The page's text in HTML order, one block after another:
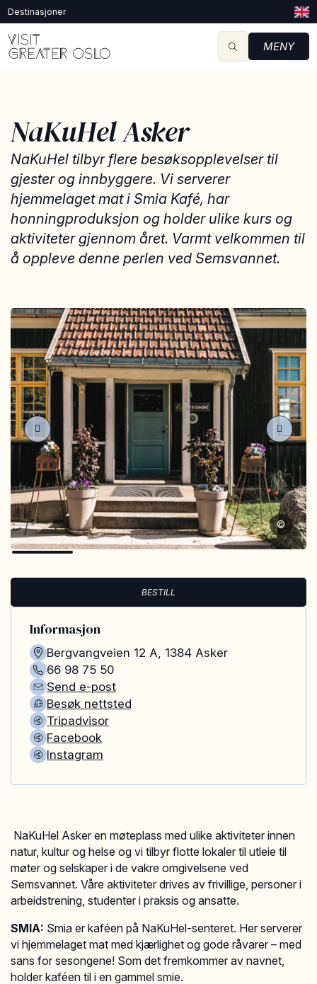
Destinasjoner
MENY
NaKuHel Asker
NaKuHel tilbyr flere besøksopplevelser til
gjester og innbyggere. Vi serverer
hjemmelaget mat i Smia Kafé, har
honningproduksjon og holder ulike kurs og
aktiviteter gjennom året. Varmt velkommen til
å oppleve denne perlen ved Semsvannet.
©
NaKuHel Asker en møteplass med ulike aktiviteter innen
natur, kultur og helse og vi tilbyr flotte lokaler til utleie til
møter og selskaper i de vakre omgivelsene ved
Semsvannet. Våre aktiviteter drives av frivillige, personer i
arbeidstrening, studenter i praksis og ansatte.
SMIA: Smia er kaféen på NaKuHel-senteret. Her serverer
vi hjemmelaget mat med kjærlighet og gode råvarer – med
sans for sesongene! Som det fremkommer av navnet,
holder kaféen til i en gammel smie.
BESTILL
Informasjon
Bergvangveien 12 A, 1384 Asker
66 98 75 50
Send e-post
Besøk nettsted
Tripadvisor
Facebook
Instagram